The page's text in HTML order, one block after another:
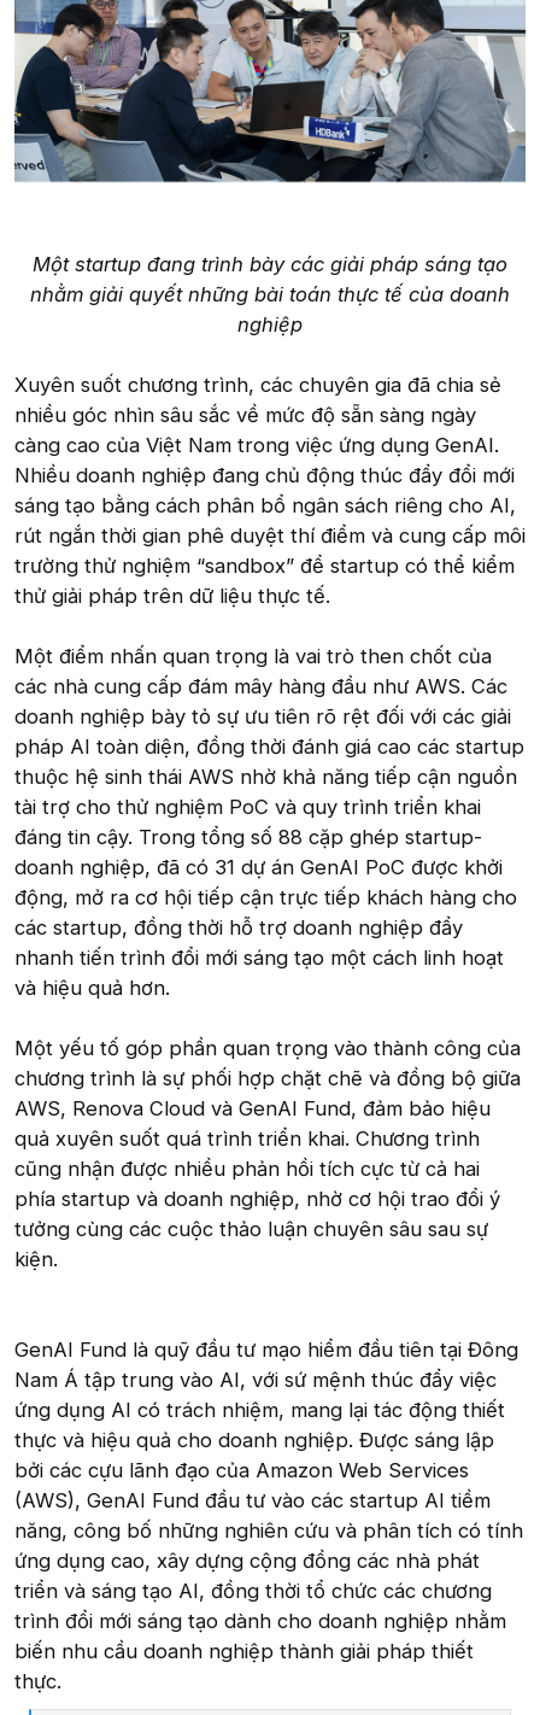
Một startup đang trình bày các giải pháp sáng tạo
nhằm giải quyết những bài toán thực tế của doanh
nghiệp
Xuyên suốt chương trình, các chuyên gia đã chia sẻ
nhiều góc nhìn sâu sắc về mức độ sẵn sàng ngày
càng cao của Việt Nam trong việc ứng dụng GenAI.
Nhiều doanh nghiệp đang chủ động thúc đẩy đổi mới
sáng tạo bằng cách phân bổ ngân sách riêng cho AI,
rút ngắn thời gian phê duyệt thí điểm và cung cấp môi
trường thử nghiệm “sandbox” để startup có thể kiểm
thử giải pháp trên dữ liệu thực tế.
Một điểm nhấn quan trọng là vai trò then chốt của
các nhà cung cấp đám mây hàng đầu như AWS. Các
doanh nghiệp bày tỏ sự ưu tiên rõ rệt đối với các giải
pháp AI toàn diện, đồng thời đánh giá cao các startup
thuộc hệ sinh thái AWS nhờ khả năng tiếp cận nguồn
tài trợ cho thử nghiệm PoC và quy trình triển khai
đáng tin cậy. Trong tổng số 88 cặp ghép startup-
doanh nghiệp, đã có 31 dự án GenAI PoC được khởi
động, mở ra cơ hội tiếp cận trực tiếp khách hàng cho
các startup, đồng thời hỗ trợ doanh nghiệp đẩy
nhanh tiến trình đổi mới sáng tạo một cách linh hoạt
và hiệu quả hơn.
Một yếu tố góp phần quan trọng vào thành công của
chương trình là sự phối hợp chặt chẽ và đồng bộ giữa
AWS, Renova Cloud và GenAI Fund, đảm bảo hiệu
quả xuyên suốt quá trình triển khai. Chương trình
cũng nhận được nhiều phản hồi tích cực từ cả hai
phía startup và doanh nghiệp, nhờ cơ hội trao đổi ý
tưởng cùng các cuộc thảo luận chuyên sâu sau sự
kiện.
GenAI Fund là quỹ đầu tư mạo hiểm đầu tiên tại Đông
Nam Á tập trung vào AI, với sứ mệnh thúc đẩy việc
ứng dụng AI có trách nhiệm, mang lại tác động thiết
thực và hiệu quả cho doanh nghiệp. Được sáng lập
bởi các cựu lãnh đạo của Amazon Web Services
(AWS), GenAI Fund đầu tư vào các startup AI tiềm
năng, công bố những nghiên cứu và phân tích có tính
ứng dụng cao, xây dựng cộng đồng các nhà phát
triển và sáng tạo AI, đồng thời tổ chức các chương
trình đổi mới sáng tạo dành cho doanh nghiệp nhằm
biến nhu cầu doanh nghiệp thành giải pháp thiết
thực.